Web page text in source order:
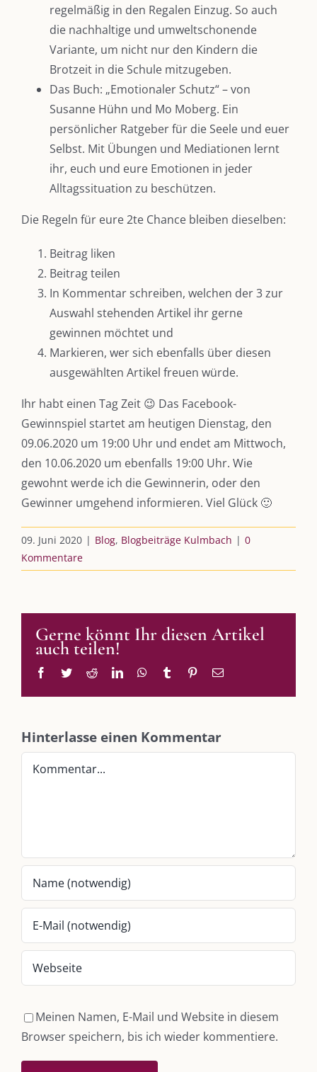
regelmäßig in den Regalen Einzug. So auch
die nachhaltige und umweltschonende
Variante, um nicht nur den Kindern die
Brotzeit in die Schule mitzugeben.
Das Buch: „Emotionaler Schutz“ – von
Susanne Hühn und Mo Moberg. Ein
persönlicher Ratgeber für die Seele und euer
Selbst. Mit Übungen und Mediationen lernt
ihr, euch und eure Emotionen in jeder
Alltagssituation zu beschützen.
Die Regeln für eure 2te Chance bleiben dieselben:
Beitrag liken
Beitrag teilen
In Kommentar schreiben, welchen der 3 zur
Auswahl stehenden Artikel ihr gerne
gewinnen möchtet und
Markieren, wer sich ebenfalls über diesen
ausgewählten Artikel freuen würde.
Ihr habt einen Tag Zeit 😉 Das Facebook-
Gewinnspiel startet am heutigen Dienstag, den
09.06.2020 um 19:00 Uhr und endet am Mittwoch,
den 10.06.2020 um ebenfalls 19:00 Uhr. Wie
gewohnt werde ich die Gewinnerin, oder den
Gewinner umgehend informieren. Viel Glück 🙂
09. Juni 2020 | Blog, Blogbeiträge Kulmbach | 0
Kommentare
Gerne könnt Ihr diesen Artikel
auch teilen!
Facebook
TwitterRedditLinkedInWhatsApp
Tumblr Pinterest
E-
Hinterlasse einen Kommentar
Kommentar
Meinen Namen, E-Mail und Website in diesem
Browser speichern, bis ich wieder kommentiere.
DIE KULMBLOGGERA
Kulmbloggera
Podcast
vkfk
Leistungen – Buchungen
AKTUELLES
Immer die passende Geschenkidee – für jeden Anlass
Im Dialog mit – Jana Florence
Im Dialog mit – Nicole Putschky-Kaiser
Am einfachsten bin ich per Mail und über WhatsApp zu erreichen.
Whatsapp:0151-21182972
„Unser Kulmbach e. V.“– Der Händlerzusammenschluss der Stadt
„Stadt Kulmbach“– Offizielles Portal unserer Heimat
„Landratsamt Kulmbach“
Lebenslust Akademie Kulmbach